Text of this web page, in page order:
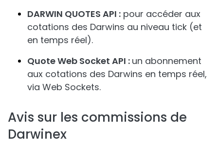
DARWIN QUOTES API : pour accéder aux
cotations des Darwins au niveau tick (et
en temps réel).
Quote Web Socket API : un abonnement
aux cotations des Darwins en temps réel,
via Web Sockets.
Avis sur les commissions de
Darwinex